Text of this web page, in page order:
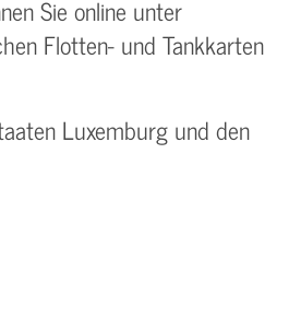
Sie online unter
Flotten- und Tankkarten
Luxemburg und den